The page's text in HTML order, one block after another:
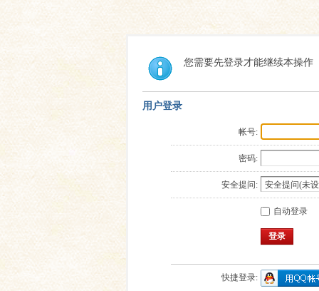
索
周易教
每日一
您需要先登录才能继续本操作
用户登录
帐号:
密码:
安全提问:
自动登录
登录
快捷登录: